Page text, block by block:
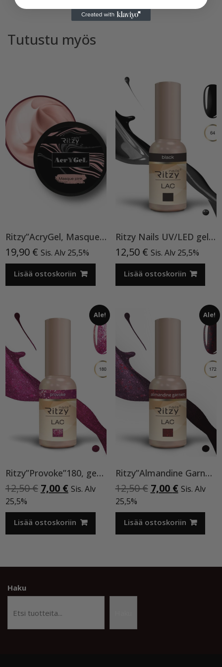
Tutustu myös
Ritzy”AcryGel, Masque Pink”15ml TPO-VAPAA
19,90 € Sis. Alv 25,5%
Lisää ostoskoriin
Ritzy Nails UV/LED gel polish ”Black” 64, 9ml, geelilakka TPO vapaa
12,50 € Sis. Alv 25,5%
Lisää ostoskoriin
Ale!
Ritzy”Provoke”180, geelilakka
12,50€ Alkuperäinen
oli:
12,50 €.
7,00 €Nykyinen
on:
7,00 €.
Sis. Alv
25,5%
Lisää ostoskoriin
Ale!
Ritzy”Almandine Garnet”,9 ml TPO-VAPAA
12,50€ Alkuperäinen
oli:
12,50 €.
7,00 €Nykyinen
on:
7,00 €.
Sis. Alv
25,5%
Lisää ostoskoriin
Haku